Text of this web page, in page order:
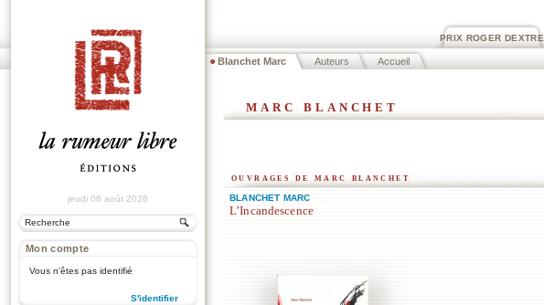
PRIX ROGER DEXTRE
Blanchet Marc Auteurs Accueil
jeudi 06 août 2026
Mon compte
Vous n'êtes pas identifié
S'identifier
marc blanchet
ouvrages de marc blanchet
BLANCHET MARC
L’Incandescence